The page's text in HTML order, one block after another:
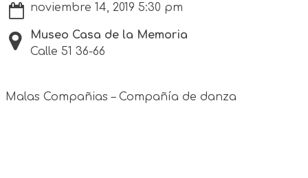
noviembre 14, 2019 5:30 pm
Museo Casa de la Memoria
Calle 51 36-66
Malas Compañias – Compañía de danza